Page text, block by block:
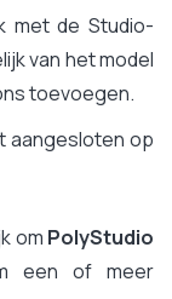
met de Studio-
van het model
toevoegen.
aangesloten op
om PolyStudio
een of meer